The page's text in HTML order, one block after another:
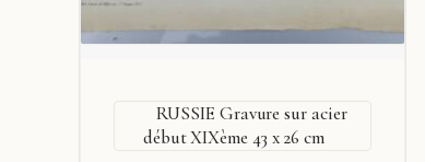
RUSSIE Gravure sur acier
début XIXème 43 x 26 cm